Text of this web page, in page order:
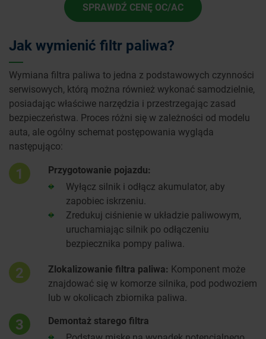
SPRAWDŹ CENĘ OC/AC
Jak wymienić filtr paliwa?
Wymiana filtra paliwa to jedna z podstawowych czynności
serwisowych, którą można również wykonać samodzielnie,
posiadając właściwe narzędzia i przestrzegając zasad
bezpieczeństwa. Proces różni się w zależności od modelu
auta, ale ogólny schemat postępowania wygląda
następująco:
1
Przygotowanie pojazdu:
Wyłącz silnik i odłącz akumulator, aby
zapobiec iskrzeniu.
Zredukuj ciśnienie w układzie paliwowym,
uruchamiając silnik po odłączeniu
bezpiecznika pompy paliwa.
2 Zlokalizowanie filtra paliwa: Komponent może
znajdować się w komorze silnika, pod podwoziem
lub w okolicach zbiornika paliwa.
3
Demontaż starego filtra